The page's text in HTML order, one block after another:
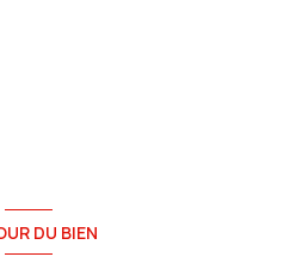
DU BIEN